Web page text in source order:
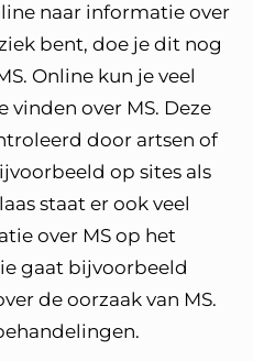
naar informatie over
bent, doe je dit nog
Online kun je veel
over MS. Deze
door artsen of
op sites als
staat er ook veel
over MS op het
gaat bijvoorbeeld
de oorzaak van MS.